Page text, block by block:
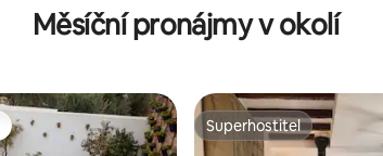
Měsíční pronájmy v okolí
Superhostitel
Superhostitel